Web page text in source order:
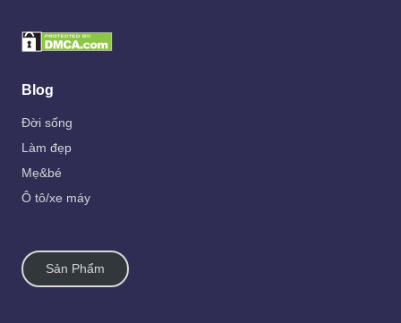
Blog
Đời sống
Làm đẹp
Mẹ&bé
Ô tô/xe máy
Sản Phẩm